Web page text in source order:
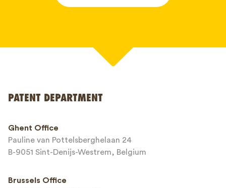
Email*
PATENT DEPARTMENT
Ghent Office
Pauline van Pottelsberghelaan 24
B-9051 Sint-Denijs-Westrem, Belgium
Brussels Office